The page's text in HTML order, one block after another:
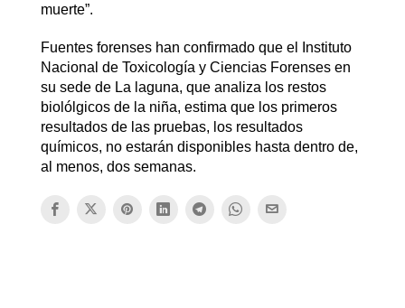
muerte”.
Fuentes forenses han confirmado que el Instituto
Nacional de Toxicología y Ciencias Forenses en
su sede de La laguna, que analiza los restos
biolólgicos de la niña, estima que los primeros
resultados de las pruebas, los resultados
químicos, no estarán disponibles hasta dentro de,
al menos, dos semanas.